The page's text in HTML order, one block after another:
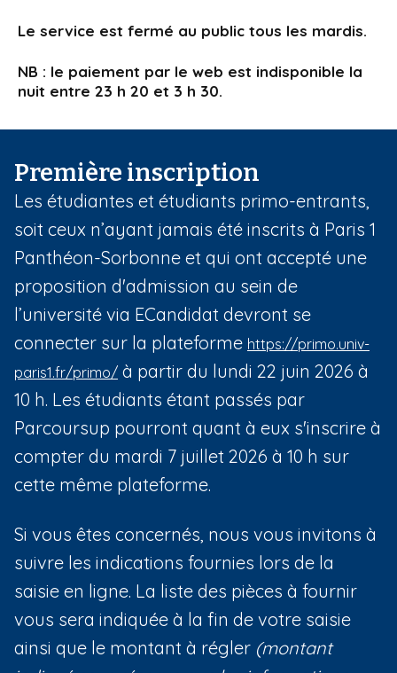
Le service est fermé au public tous les mardis.
NB : le paiement par le web est indisponible la
nuit entre 23 h 20 et 3 h 30.
Première inscription
Les étudiantes et étudiants primo-entrants,
soit ceux n’ayant jamais été inscrits à Paris 1
Panthéon-Sorbonne et qui ont accepté une
proposition d'admission au sein de
l’université via ECandidat devront se
connecter sur la plateforme https://primo.univ-
paris1.fr/primo/ à partir du lundi 22 juin 2026 à
10 h. Les étudiants étant passés par
Parcoursup pourront quant à eux s'inscrire à
compter du mardi 7 juillet 2026 à 10 h sur
cette même plateforme.
Si vous êtes concernés, nous vous invitons à
suivre les indications fournies lors de la
saisie en ligne. La liste des pièces à fournir
vous sera indiquée à la fin de votre saisie
ainsi que le montant à régler (montant